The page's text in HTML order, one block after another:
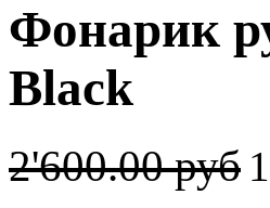
Фонарик
Black
2'600.00 руб